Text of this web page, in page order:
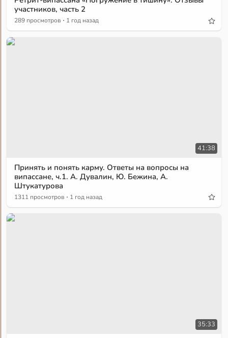
участников, часть 2
289 просмотров · 1 год назад
41:38
Принять и понять карму. Ответы на вопросы на
випассане, ч.1. А. Дувалин, Ю. Бежина, А.
Штукатурова
1311 просмотров · 1 год назад
35:33